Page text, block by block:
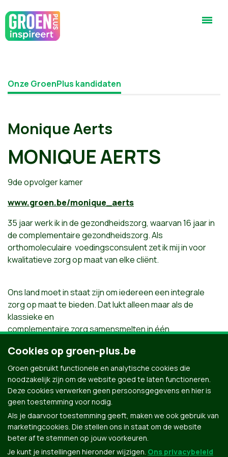
Onze GroenPlus kandidaten
Monique Aerts
MONIQUE AERTS
9de opvolger kamer
www.groen.be/monique_aerts
35 jaar werk ik in de gezondheidszorg, waarvan 16 jaar in
de complementaire gezondheidszorg. Als
orthomoleculaire voedingsconsulent zet ik mij in voor
kwalitatieve zorg op maat van elke cliënt.
Ons land moet in staat zijn om iedereen een integrale
zorg op maat te bieden. Dat lukt alleen maar als de
klassieke en
complementaire zorg samensmelten in één
iedereen.
Tijd dus voor actie. Kies samen met mij voor een integrale
en betaalbare zorg op maat.
Cookies op groen-plus.be
Groen gebruikt functionele en analytische cookies die
noodzakelijk zijn om de website goed te laten functioneren.
Deze cookies verwerken geen persoonsgegevens en hier is
geen toestemming voor nodig.
Als je daarvoor toestemming geeft, maken we ook gebruik van
marketingcookies. Die stellen ons in staat om de website
beter af te stemmen op jouw voorkeuren.
Je kunt je instellingen hieronder wijzigen. Ons privacybeleid